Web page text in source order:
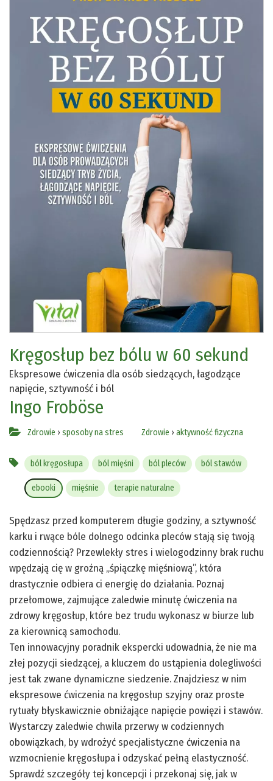
Kręgosłup bez bólu w 60 sekund
Ekspresowe ćwiczenia dla osób siedzących, łagodzące
napięcie, sztywność i ból
Ingo Froböse
Zdrowie › sposoby na stres Zdrowie › aktywność fizyczna
ból kręgosłupa ból mięśni ból pleców ból stawów
ebooki mięśnie terapie naturalne
Spędzasz przed komputerem długie godziny, a sztywność
karku i rwące bóle dolnego odcinka pleców stają się twoją
codziennością? Przewlekły stres i wielogodzinny brak ruchu
wpędzają cię w groźną „śpiączkę mięśniową”, która
drastycznie odbiera ci energię do działania. Poznaj
przełomowe, zajmujące zaledwie minutę ćwiczenia na
zdrowy kręgosłup, które bez trudu wykonasz w biurze lub
za kierownicą samochodu.
Ten innowacyjny poradnik ekspercki udowadnia, że nie ma
złej pozycji siedzącej, a kluczem do ustąpienia dolegliwości
jest tak zwane dynamiczne siedzenie. Znajdziesz w nim
ekspresowe ćwiczenia na kręgosłup szyjny oraz proste
rytuały błyskawicznie obniżające napięcie powięzi i stawów.
Wystarczy zaledwie chwila przerwy w codziennych
obowiązkach, by wdrożyć specjalistyczne ćwiczenia na
wzmocnienie kręgosłupa i odzyskać pełną elastyczność.
Sprawdź szczegóły tej koncepcji i przekonaj się, jak w